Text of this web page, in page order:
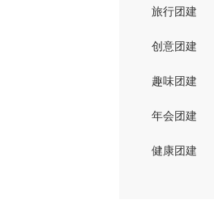
旅行团建
创意团建
趣味团建
年会团建
健康团建